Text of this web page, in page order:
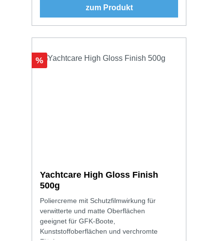
zum Produkt
Rabatt
%
Yachtcare High Gloss Finish
500g
Poliercreme mit Schutzfilmwirkung für
verwitterte und matte Oberflächen
geeignet für GFK-Boote,
Kunststoffoberflächen und verchromte